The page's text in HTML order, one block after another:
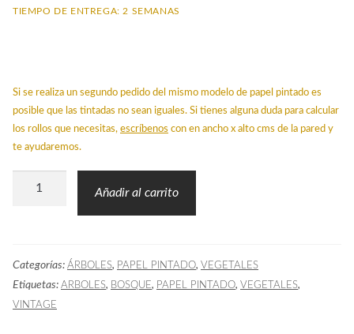
TIEMPO DE ENTREGA: 2 SEMANAS
Si se realiza un segundo pedido del mismo modelo de papel pintado es
posible que las tintadas no sean iguales. Si tienes alguna duda para calcular
los rollos que necesitas, escríbenos con en ancho x alto cms de la pared y
te ayudaremos.
Papel
Piedra
Claro
cantidad
Añadir al carrito
Categorías: ÁRBOLES, PAPEL PINTADO, VEGETALES
Etiquetas: ARBOLES, BOSQUE, PAPEL PINTADO, VEGETALES,
VINTAGE